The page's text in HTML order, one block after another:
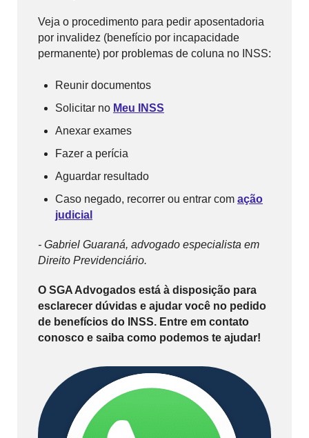
Veja o procedimento para pedir aposentadoria
por invalidez (benefício por incapacidade
permanente) por problemas de coluna no INSS:
Reunir documentos
Solicitar no Meu INSS
Anexar exames
Fazer a perícia
Aguardar resultado
Caso negado, recorrer ou entrar com ação
judicial
- Gabriel Guaraná, advogado especialista em
Direito Previdenciário.
O SGA Advogados está à disposição para
esclarecer dúvidas e ajudar você no pedido
de benefícios do INSS. Entre em contato
conosco e saiba como podemos te ajudar!